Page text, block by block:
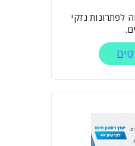
לפתרונות נזקי